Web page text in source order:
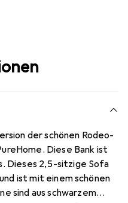
der schönen Rodeo-
Diese Bank ist
Dieses 2,5-sitzige Sofa
ist mit einem schönen
sind aus schwarzem